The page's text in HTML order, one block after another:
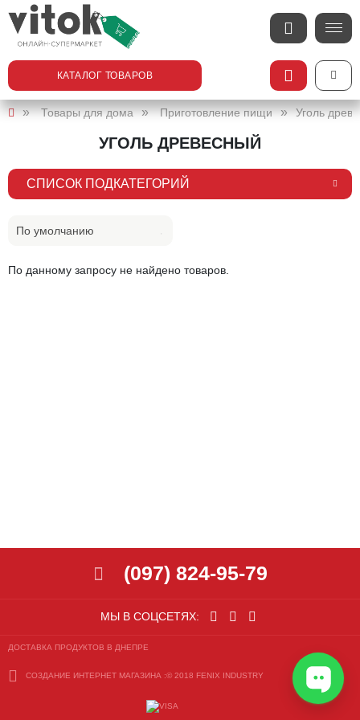
КАТАЛОГ ТОВАРОВ
Товары для дома Приготовление пищи Уголь
УГОЛЬ ДРЕВЕСНЫЙ
СПИСОК ПОДКАТЕГОРИЙ
По умолчанию
По данному запросу не найдено товаров.
МЫ В СОЦСЕТЯХ:
(097) 824-95-79
ДОСТАВКА ПРОДУКТОВ В ДНЕПРЕ
СОЗДАНИЕ ИНТЕРНЕТ МАГАЗИНА :© 2018 FENIX INDUSTRY СОЗДАНИЕ